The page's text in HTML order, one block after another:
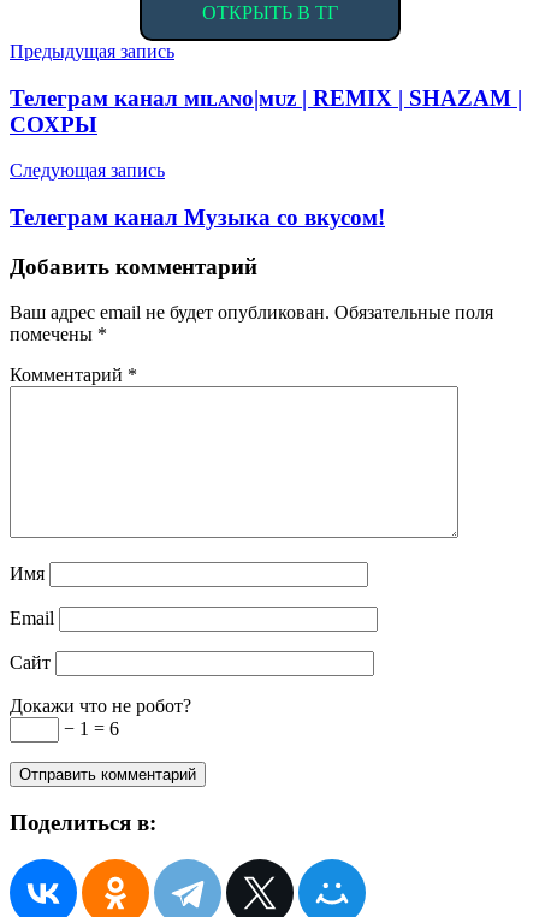
ОТКРЫТЬ В ТГ
Навигация
по
записям
Предыдущая запись
Телеграм канал ᴍɪʟᴀɴᴏ|ᴍᴜᴢ | REMIX | SHAZAM |
СОХРЫ
Следующая запись
Телеграм канал Музыка со вкусом!
Добавить комментарий
Ваш адрес email не будет опубликован. Обязательные поля
помечены *
Комментарий *
Имя
Email
Сайт
Докажи что не робот?
− 1 = 6
Поделиться в: